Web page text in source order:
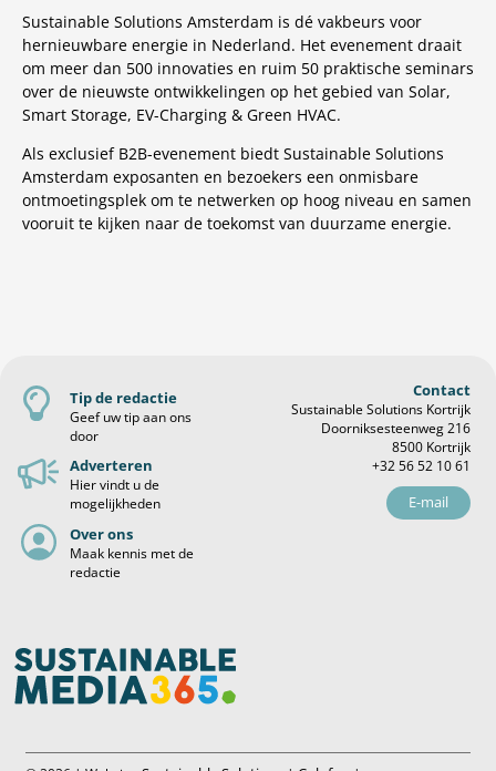
Sustainable Solutions Amsterdam is dé vakbeurs voor
hernieuwbare energie in Nederland. Het evenement draait
om meer dan 500 innovaties en ruim 50 praktische seminars
over de nieuwste ontwikkelingen op het gebied van Solar,
Smart Storage, EV-Charging & Green HVAC.
Als exclusief B2B-evenement biedt Sustainable Solutions
Amsterdam exposanten en bezoekers een onmisbare
ontmoetingsplek om te netwerken op hoog niveau en samen
vooruit te kijken naar de toekomst van duurzame energie.
Tip de redactie
Geef uw tip aan ons
door
Adverteren
Hier vindt u de
mogelijkheden
Over ons
Maak kennis met de
redactie
Contact
Sustainable Solutions Kortrijk
Doorniksesteenweg 216
8500 Kortrijk
+32 56 52 10 61
E-mail